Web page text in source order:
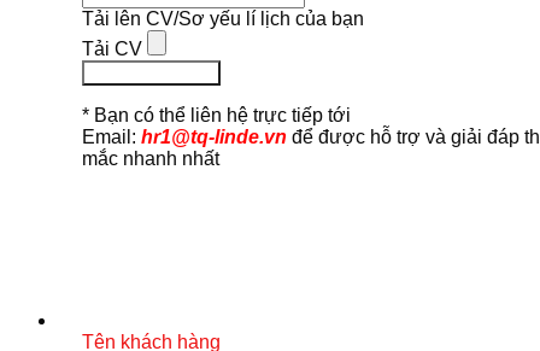
Tải lên CV/Sơ yếu lí lịch của bạn
Tải CV
* Bạn có thể liên hệ trực tiếp tới
Email: hr1@tq-linde.vn để được hỗ trợ và giải đáp
mắc nhanh nhất
Tên khách hàng